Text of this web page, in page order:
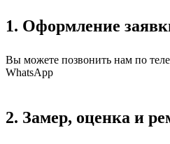
1. Оформление
Вы можете позвонить нам по
WhatsApp
2. Замер, оценка и